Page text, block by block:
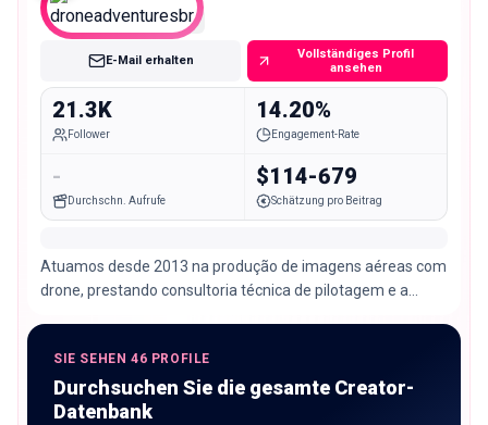
Micro
E-Mail erhalten
Vollständiges Profil
ansehen
21.3K
Follower
14.20%
Engagement-Rate
-
Durchschn. Aufrufe
$114-679
Schätzung pro Beitrag
Atuamos desde 2013 na produção de imagens aéreas com
drone, prestando consultoria técnica de pilotagem e a
SIE SEHEN 46 PROFILE
Durchsuchen Sie die gesamte Creator-
Datenbank